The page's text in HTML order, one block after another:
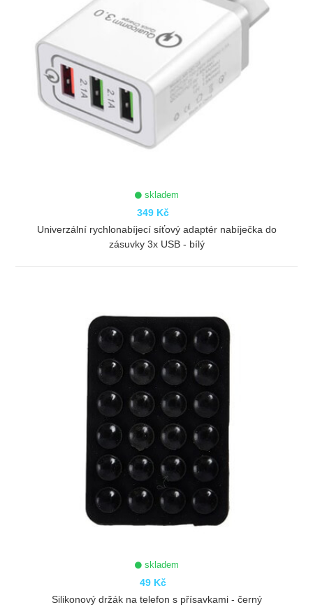
skladem
349 Kč
Univerzální rychlonabíjecí síťový adaptér nabíječka do
zásuvky 3x USB - bílý
skladem
49 Kč
Silikonový držák na telefon s přísavkami - černý